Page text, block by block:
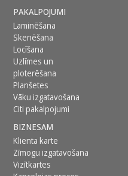
PAKALPOJUMI
Laminēšana
Skenēšana
Locīšana
Uzlīmes un
ploterēšana
Planšetes
Vāku izgatavošana
Citi pakalpojumi
BIZNESAM
Klienta karte
Zīmogu izgatavošana
Vizītkartes